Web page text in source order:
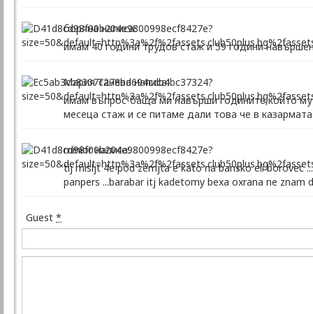
боряна написа:
имам 40 години трудов стаж и 59 години
Мария Танева написа:
имам въпрос-баща ми навърши годините,който му
месеца стаж и се питаме дали това че в
minior написа:
tij misljt 4e pod zemjta e kato na bansko eli borovec
panpers ...barabar itj kadetomy bexa oxrana ne znam
Guest *